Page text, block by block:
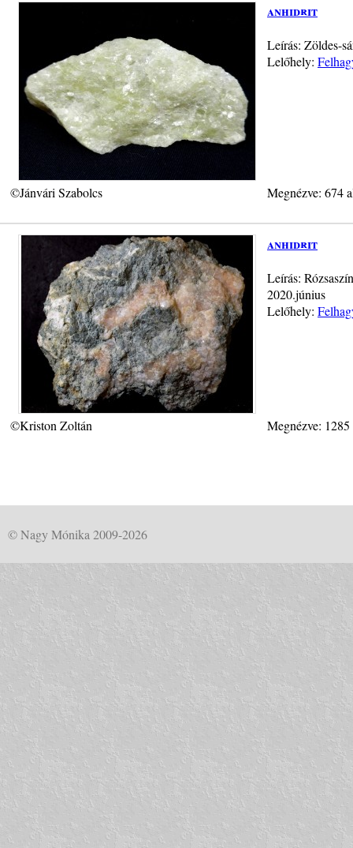
anhidrit
Leírás: Zöldes-
Lelőhely:
©Jánvári Szabolcs Megnézve: 674
anhidrit
Leírás:
2020.június
Lelőhely:
©Kriston Zoltán Megnézve:
© Nagy Mónika 2009-2026